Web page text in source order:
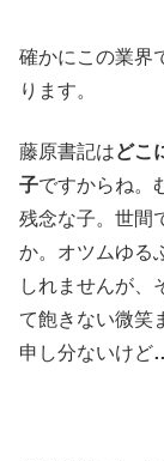
確かにこの業界
ります。
藤原書記はどこ
子ですからね。
残念な子。世間
か。オツムゆる
しれませんが、
て飽きない微笑
申し分ないけど